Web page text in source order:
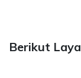
Berikut